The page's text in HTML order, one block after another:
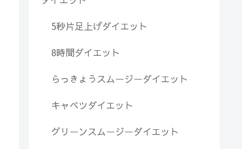
5秒片足上げダイエット
8時間ダイエット
らっきょうスムージーダイエット
キャベツダイエット
グリーンスムージーダイエット